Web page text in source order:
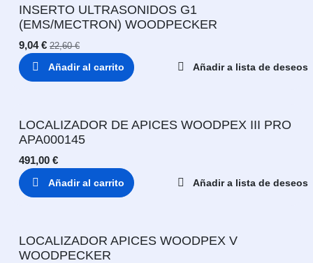
INSERTO ULTRASONIDOS G1
(EMS/MECTRON) WOODPECKER
9,04€ 22,60€
Añadir al carrito Añadir a lista de deseos
LOCALIZADOR DE APICES WOODPEX III PRO
APA000145
491,00 €
Añadir al carrito Añadir a lista de deseos
LOCALIZADOR APICES WOODPEX V
WOODPECKER